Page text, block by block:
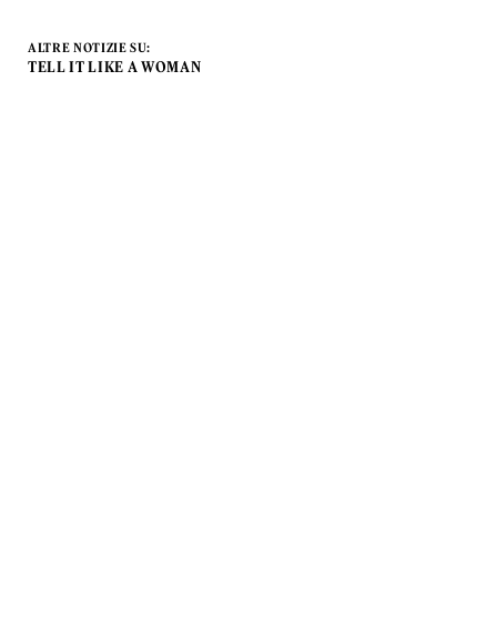
ALTRE NOTIZIE SU:
TELL IT LIKE A WOMAN